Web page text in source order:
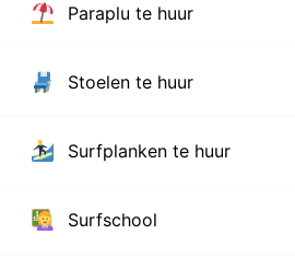
Paraplu te huur
Stoelen te huur
Surfplanken te huur
Surfschool